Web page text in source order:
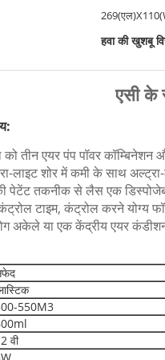
हवा की खुशबू
एसी के
तीन एयर पंप पॉवर
लाइट शोर में कमी के साथ
पेटेंट तकनीक से लैस एक
कंट्रोल टाइम, कंट्रोल करने
अकेले या एक केंद्रीय एयर
550M3
वी